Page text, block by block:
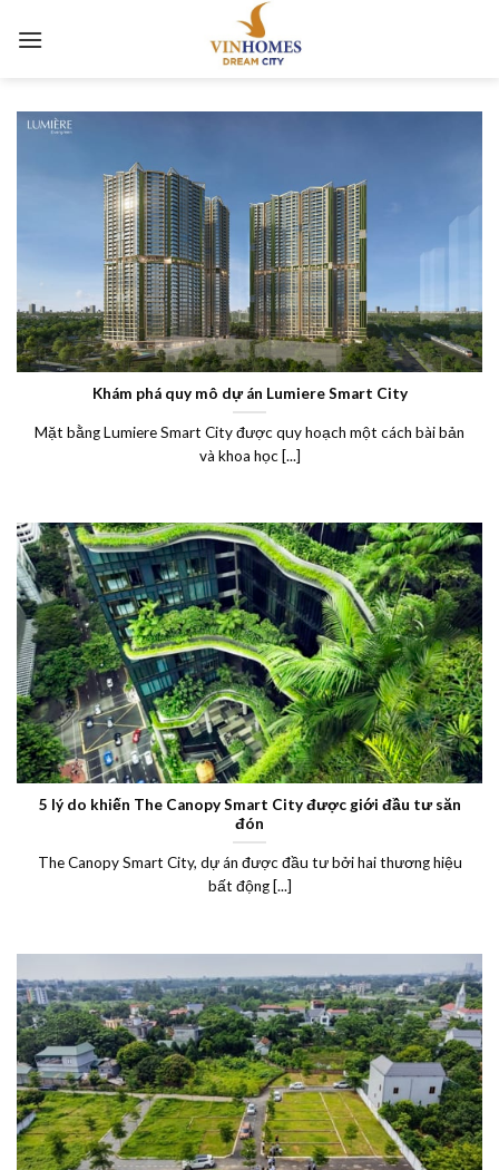
Khám phá quy mô dự án Lumiere Smart City
Mặt bằng Lumiere Smart City được quy hoạch một cách bài bản
và khoa học [...]
5 lý do khiến The Canopy Smart City được giới đầu tư săn
đón
The Canopy Smart City, dự án được đầu tư bởi hai thương hiệu
bất động [...]